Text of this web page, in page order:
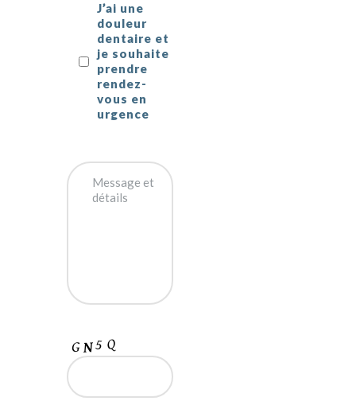
J’ai une
douleur
dentaire et
je souhaite
prendre
rendez-
vous en
urgence